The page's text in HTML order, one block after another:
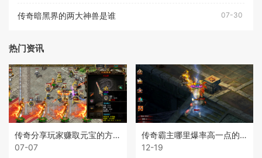
传奇暗黑界的两大神兽是谁 07-30
热门资讯
传奇分享玩家赚取元宝的方法
07-07
传奇霸主哪里爆率高一点的装备
12-19